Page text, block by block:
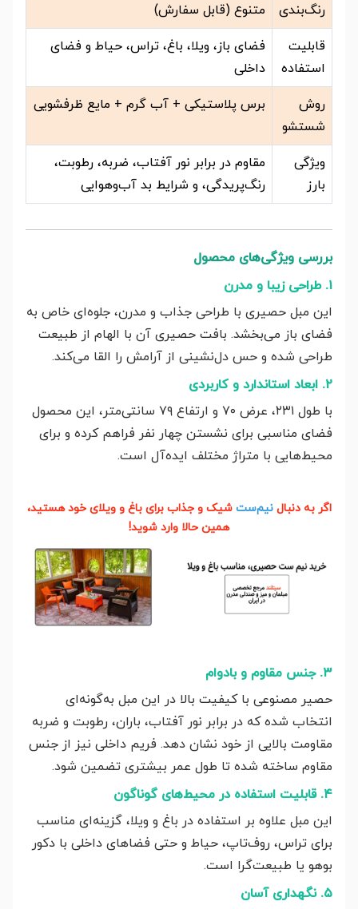
رنگ‌بندی متنوع (قابل سفارش)
قابلیت
استفاده
فضای باز، ویلا، باغ، تراس، حیاط و فضای
داخلی
روش
شستشو
برس پلاستیکی + آب گرم + مایع ظرفشویی
ویژگی
بارز
مقاوم در برابر نور آفتاب، ضربه، رطوبت،
رنگ‌پریدگی، و شرایط بد آب‌وهوایی
بررسی ویژگی‌های محصول
۱. طراحی زیبا و مدرن
این مبل حصیری با طراحی جذاب و مدرن، جلوه‌ای خاص به
فضای باز می‌بخشد. بافت حصیری آن با الهام از طبیعت
طراحی شده و حس دل‌نشینی از آرامش را القا می‌کند.
۲. ابعاد استاندارد و کاربردی
با طول ۲۳۱، عرض ۷۰ و ارتفاع ۷۹ سانتی‌متر، این محصول
فضای مناسبی برای نشستن چهار نفر فراهم کرده و برای
محیط‌هایی با متراژ مختلف ایده‌آل است.
اگر به دنبالنیم‌ست شیک و جذاب برای باغ و ویلای خود هستید،
همین حالا وارد شوید!
۳. جنس مقاوم و بادوام
حصیر مصنوعی با کیفیت بالا در این مبل به‌گونه‌ای
انتخاب شده که در برابر نور آفتاب، باران، رطوبت و ضربه
مقاومت بالایی از خود نشان دهد. فریم داخلی نیز از جنس
مقاوم ساخته شده تا طول عمر بیشتری تضمین شود.
۴. قابلیت استفاده در محیط‌های گوناگون
این مبل علاوه بر استفاده در باغ و ویلا، گزینه‌ای مناسب
برای تراس، روف‌تاپ، حیاط و حتی فضاهای داخلی با دکور
بوهو یا طبیعت‌گرا است.
۵. نگهداری آسان